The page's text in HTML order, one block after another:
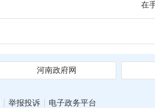
在
河南政府网
举报投诉 电子政务平台